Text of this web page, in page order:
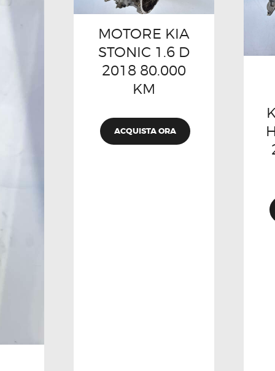
MOTORE KIA
STONIC 1.6 D
2018 80.000
KM
ACQUISTA ORA